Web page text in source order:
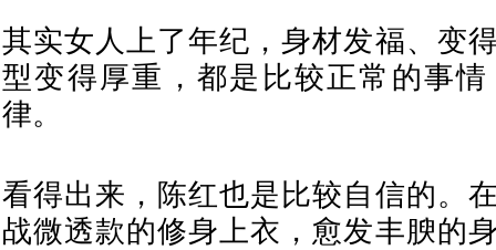
其实女人上了年纪，身材发福、变
型变得厚重，都是比较正常的事
律。
看得出来，陈红也是比较自信的。
战微透款的修身上衣，愈发丰腴的